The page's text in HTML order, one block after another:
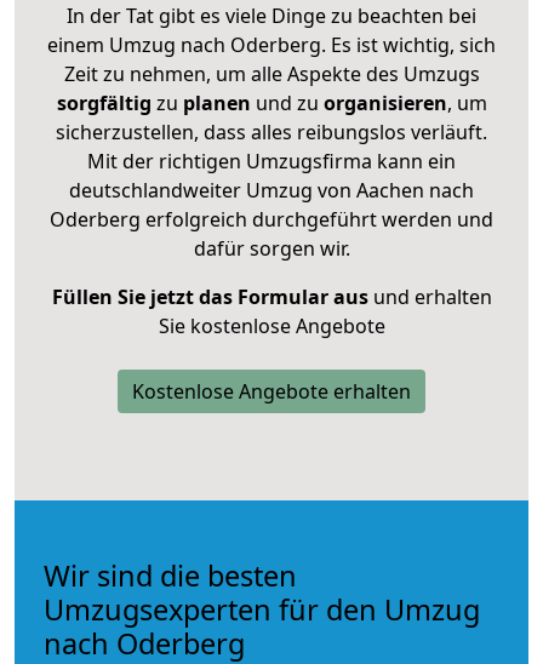
In der Tat gibt es viele Dinge zu beachten bei
einem Umzug nach Oderberg. Es ist wichtig, sich
Zeit zu nehmen, um alle Aspekte des Umzugs
sorgfältig zu planen und zu organisieren, um
sicherzustellen, dass alles reibungslos verläuft.
Mit der richtigen Umzugsfirma kann ein
deutschlandweiter Umzug von Aachen nach
Oderberg erfolgreich durchgeführt werden und
dafür sorgen wir.
Füllen Sie jetzt das Formular ausund erhalten
Sie kostenlose Angebote
Kostenlose Angebote erhalten
Wir sind die besten
Umzugsexperten für den Umzug
nach Oderberg